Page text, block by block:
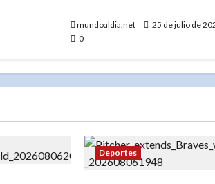
mundoaldia.net
25 de julio de
0
Deportes